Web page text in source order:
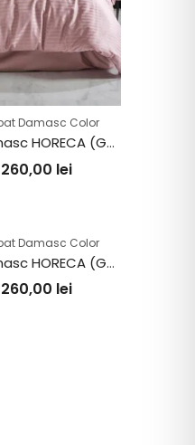
Damasc Color
Lenjerie de pat damasc HORECA (GROS) – PUDRA
260,00 lei
Damasc Color
Lenjerie de pat damasc HORECA (GROS) – CREM DESCHIS
260,00 lei